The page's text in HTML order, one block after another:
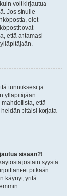
voit kirjautua
Jos sinulle
olet
ovat
että antamasi
tunnuksesi ja
ylläpitäjään
mahdollista, että
pitäisi korjata
sisään?!
jostain syystä.
pitkään
käynyt, yritä